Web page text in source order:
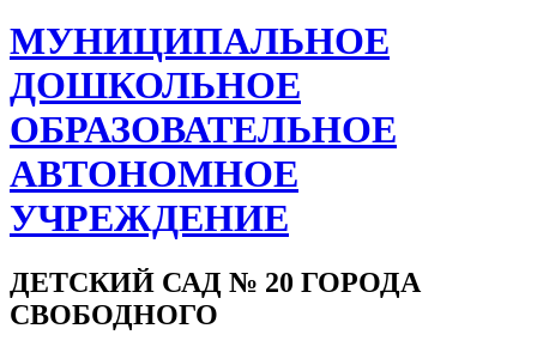
МУНИЦИПАЛЬНОЕ
ДОШКОЛЬНОЕ
ОБРАЗОВАТЕЛЬНОЕ
АВТОНОМНОЕ
УЧРЕЖДЕНИЕ
ДЕТСКИЙ САД № 20 ГОРОДА
СВОБОДНОГО